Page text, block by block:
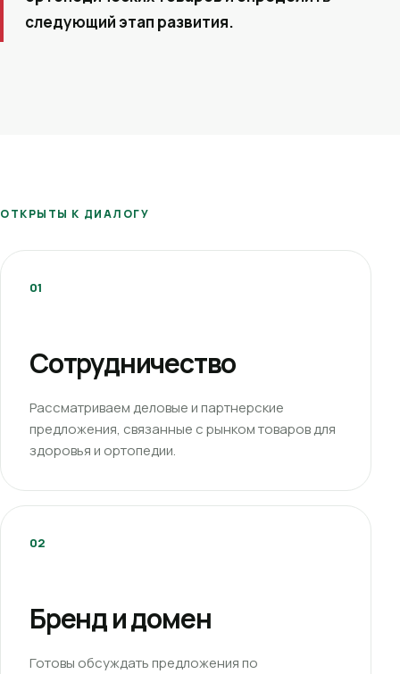
следующий этап развития.
ОТКРЫТЫ К ДИАЛОГУ
01
Сотрудничество
Рассматриваем деловые и партнерские
предложения, связанные с рынком товаров для
здоровья и ортопедии.
02
Бренд и домен
Готовы обсуждать предложения по